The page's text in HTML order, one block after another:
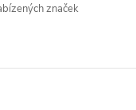
značek